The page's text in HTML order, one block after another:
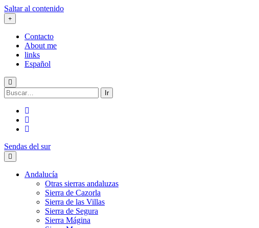
Saltar al contenido
Contacto
About me
links
Español
Buscar:
Sendas del sur
Andalucía
Otras sierras andaluzas
Sierra de Cazorla
Sierra de las Villas
Sierra de Segura
Sierra Mágina